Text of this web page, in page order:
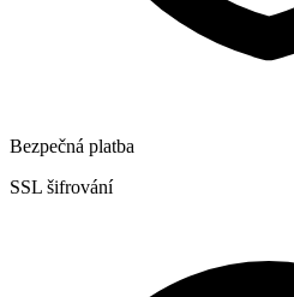
Bezpečná platba
SSL šifrování